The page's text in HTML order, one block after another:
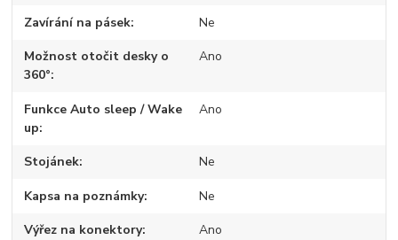
Zavírání na pásek Ne
Možnost otočit desky o
360°
Ano
Funkce Auto sleep / Wake
up
Ano
Stojánek Ne
Kapsa na poznámky Ne
Výřez na konektory Ano